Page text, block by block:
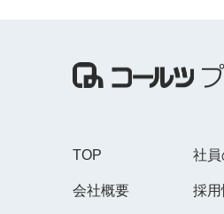
TOP
会社概要
社
採用